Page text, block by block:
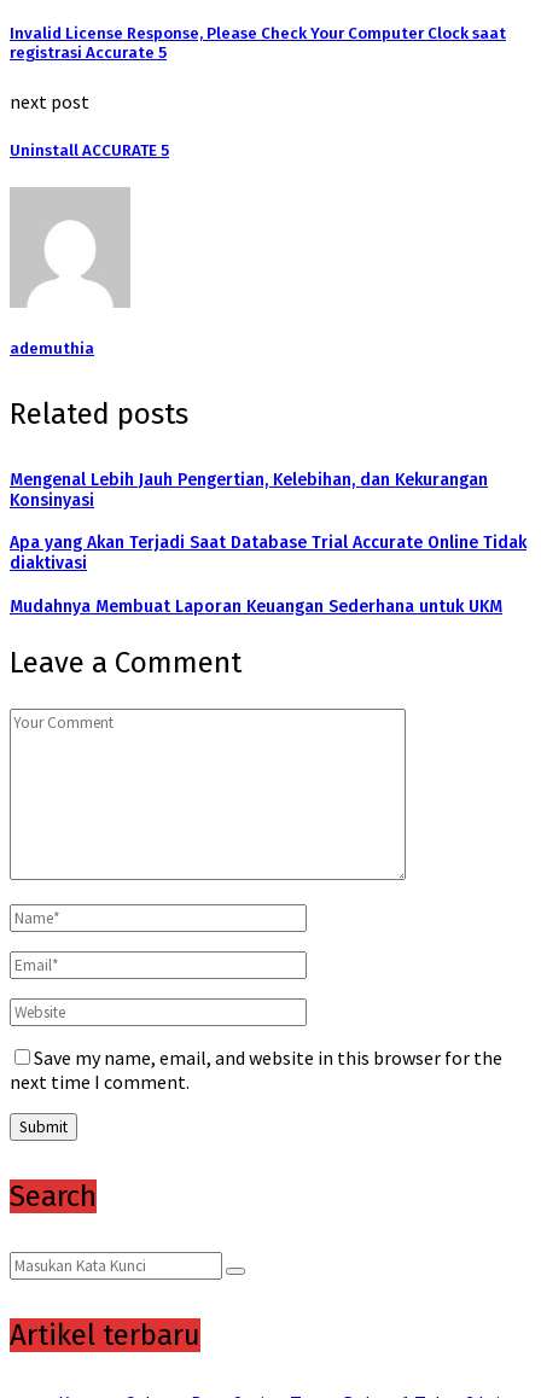
Invalid License Response, Please Check Your Computer Clock saat
registrasi Accurate 5
next post
Uninstall ACCURATE 5
ademuthia
Related posts
Mengenal Lebih Jauh Pengertian, Kelebihan, dan Kekurangan
Konsinyasi
Apa yang Akan Terjadi Saat Database Trial Accurate Online Tidak
diaktivasi
Mudahnya Membuat Laporan Keuangan Sederhana untuk UKM
Leave a Comment
Save my name, email, and website in this browser for the
next time I comment.
Search
Search
for:
Search
Artikel terbaru